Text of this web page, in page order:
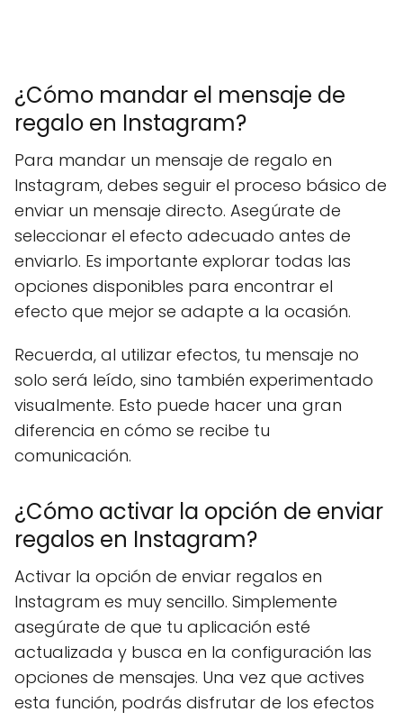
¿Cómo mandar el mensaje de
regalo en Instagram?
Para mandar un mensaje de regalo en
Instagram, debes seguir el proceso básico de
enviar un mensaje directo. Asegúrate de
seleccionar el efecto adecuado antes de
enviarlo. Es importante explorar todas las
opciones disponibles para encontrar el
efecto que mejor se adapte a la ocasión.
Recuerda, al utilizar efectos, tu mensaje no
solo será leído, sino también experimentado
visualmente. Esto puede hacer una gran
diferencia en cómo se recibe tu
comunicación.
¿Cómo activar la opción de enviar
regalos en Instagram?
Activar la opción de enviar regalos en
Instagram es muy sencillo. Simplemente
asegúrate de que tu aplicación esté
actualizada y busca en la configuración las
opciones de mensajes. Una vez que actives
esta función, podrás disfrutar de los efectos